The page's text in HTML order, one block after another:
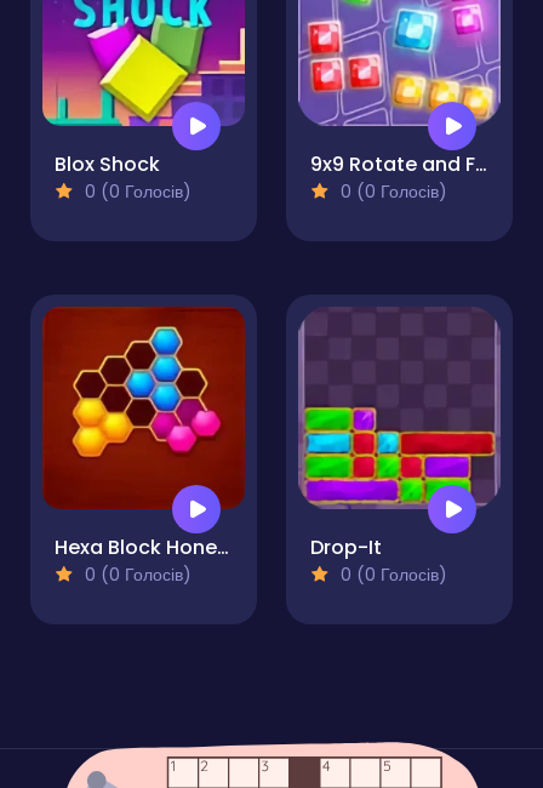
Blox Shock
0 (0 Голосів)
9x9 Rotate and Flip
0 (0 Голосів)
Hexa Block Honey Cells
0 (0 Голосів)
Drop-It
0 (0 Голосів)